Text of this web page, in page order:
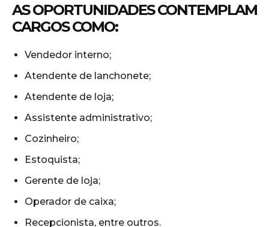
AS OPORTUNIDADES CONTEMPLAM
CARGOS COMO:
Vendedor interno;
Atendente de lanchonete;
Atendente de loja;
Assistente administrativo;
Cozinheiro;
Estoquista;
Gerente de loja;
Operador de caixa;
Recepcionista, entre outros.